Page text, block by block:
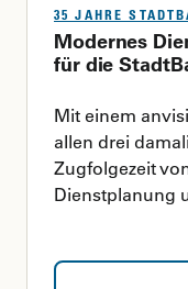
35 JAHRE
Modernes
für die
Mit einem
allen drei
Zugfolgezeit
Dienstplanung